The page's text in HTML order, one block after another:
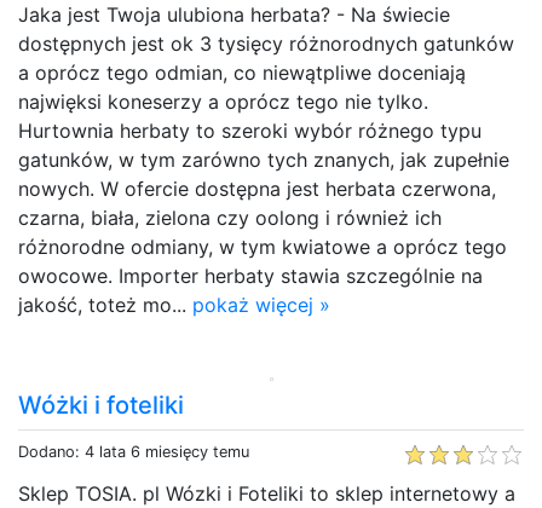
Jaka jest Twoja ulubiona herbata? - Na świecie
dostępnych jest ok 3 tysięcy różnorodnych gatunków
a oprócz tego odmian, co niewątpliwe doceniają
najwięksi koneserzy a oprócz tego nie tylko.
Hurtownia herbaty to szeroki wybór różnego typu
gatunków, w tym zarówno tych znanych, jak zupełnie
nowych. W ofercie dostępna jest herbata czerwona,
czarna, biała, zielona czy oolong i również ich
różnorodne odmiany, w tym kwiatowe a oprócz tego
owocowe. Importer herbaty stawia szczególnie na
jakość, toteż mo... pokaż więcej »
Wóżki i foteliki
Dodano: 4 lata 6 miesięcy temu
Sklep TOSIA. pl Wózki i Foteliki to sklep internetowy a